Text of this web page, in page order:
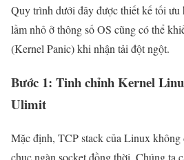
Quy trình dưới đây được thiết kế tối ưu
lầm nhỏ ở thông số OS cũng có thể
(Kernel Panic) khi nhận tải đột ngột.
Bước 1: Tinh chỉnh Kernel
Ulimit
Mặc định, TCP stack của Linux không
chục ngàn socket đồng thời. Chúng ta